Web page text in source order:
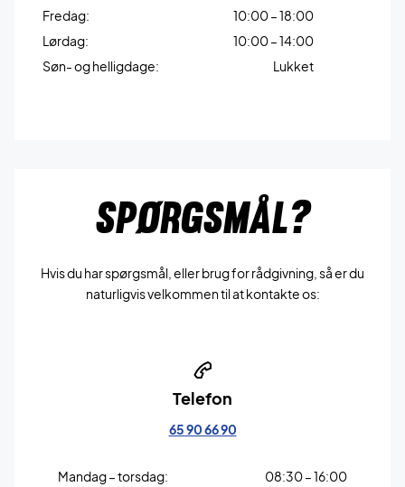
Fredag:
10:00 – 18:00
Lørdag:
10:00 – 14:00
Søn- og helligdage:
Lukket
SPØRGSMÅL?
Hvis du har spørgsmål, eller brug for rådgivning, så er du
naturligvis velkommen til at kontakte os:
Telefon
65 90 66 90
Mandag – torsdag:
08:30 – 16:00